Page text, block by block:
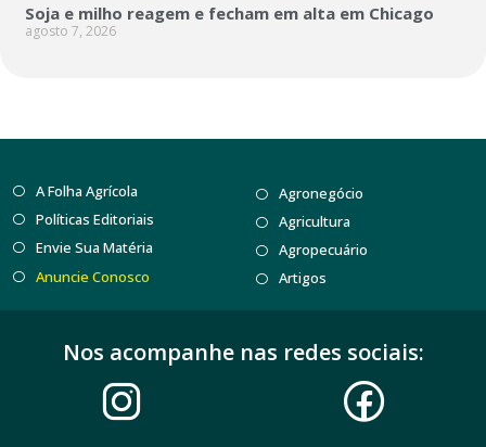
Soja e milho reagem e fecham em alta em Chicago
agosto 7, 2026
A Folha Agrícola
Políticas Editoriais
Envie Sua Matéria
Anuncie Conosco
Agronegócio
Agricultura
Agropecuário
Artigos
Nos acompanhe nas redes sociais: